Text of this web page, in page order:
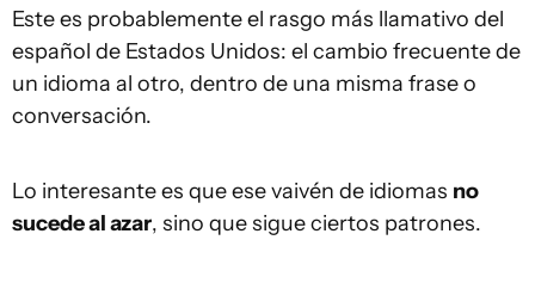
Este es probablemente el rasgo más llamativo del
español de Estados Unidos: el cambio frecuente de
un idioma al otro, dentro de una misma frase o
conversación.
Lo interesante es que ese vaivén de idiomas no
sucede al azar, sino que sigue ciertos patrones.